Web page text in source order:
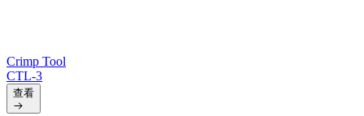
Crimp Tool
CTL-3
查看